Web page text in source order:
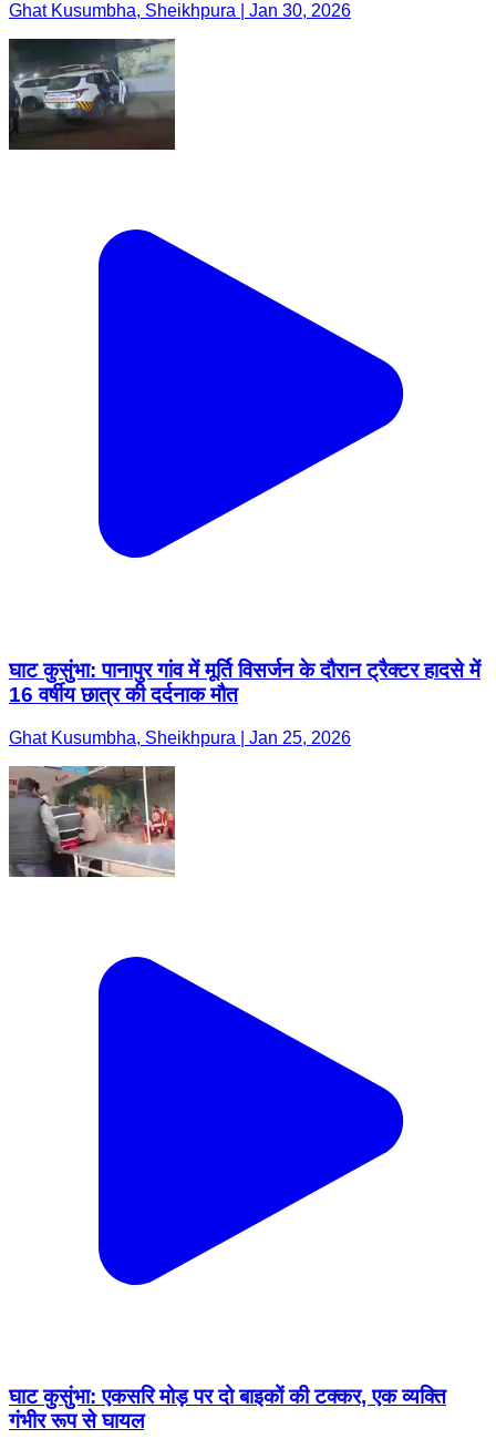
Ghat Kusumbha, Sheikhpura | Jan 30, 2026
घाट कुसुंभा: पानापुर गांव में मूर्ति विसर्जन के दौरान ट्रैक्टर हादसे में
16 वर्षीय छात्र की दर्दनाक मौत
Ghat Kusumbha, Sheikhpura | Jan 25, 2026
घाट कुसुंभा: एकसरि मोड़ पर दो बाइकों की टक्कर, एक व्यक्ति
गंभीर रूप से घायल